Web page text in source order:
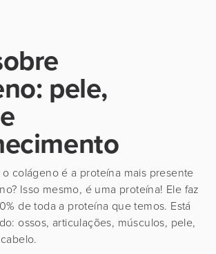
pele,
colágeno é a proteína mais presente
Isso mesmo, é uma proteína! Ele faz
de toda a proteína que temos. Está
ossos, articulações, músculos, pele,